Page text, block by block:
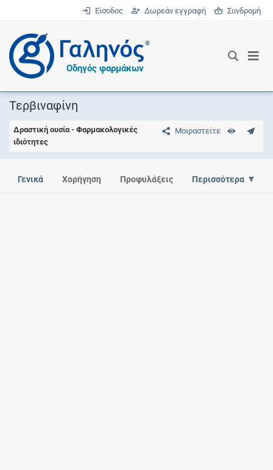
Είσοδος Δωρεάν εγγραφή Συνδρομή
®
Οδηγός φαρμάκων
Τερβιναφίνη
Μοιραστείτε
Δραστική ουσία - Φαρμακολογικές
ιδιότητες
Γενικά Χορήγηση Προφυλάξεις Περισσότερα